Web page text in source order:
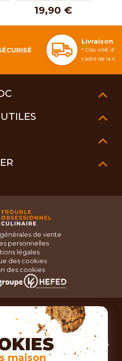
19,90 €
Livraison
* Dès 49€
cadre de la
de vente
personnelles
légales
des cookies
des cookies
de cuisine pour concocter de
dignes d’un grand chef ?
de cuisine, nous vous
de produits issus des meilleures
Ustensiles de pâtisserie,
maison